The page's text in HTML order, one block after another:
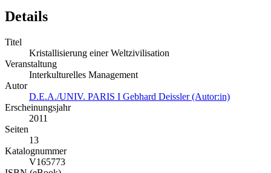
Details
Titel
Kristallisierung einer Weltzivilisation
Veranstaltung
Interkulturelles Management
Autor
D.E.A./UNIV. PARIS I Gebhard Deissler (Autor:in)
Erscheinungsjahr
2011
Seiten
13
Katalognummer
V165773